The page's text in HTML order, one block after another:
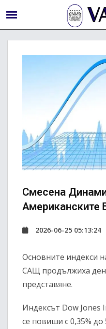
Смесена
Американските
2026-06-25 05:13:24
Основните индекси
САЩ продължиха
представяне.
Индексът Dow Jones
се повиши с 0,35% до